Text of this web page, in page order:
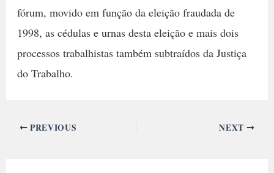
fórum, movido em função da eleição fraudada de
1998, as cédulas e urnas desta eleição e mais dois
processos trabalhistas também subtraídos da Justiça
do Trabalho.
PREVIOUS NEXT